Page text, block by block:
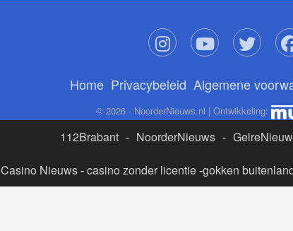
Home Privacybeleid Algemene
© 2026 - NoorderNieuws.nl | Ontwikkeling:
112Brabant - NoorderNieuws -
Casino Nieuws-casino zonder licentie-gokken